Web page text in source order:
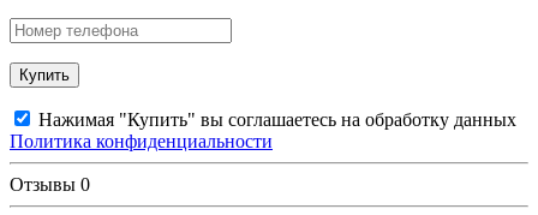
Купить
Нажимая "Купить" вы соглашаетесь на обработку данных
Политика конфиденциальности
Отзывы 0